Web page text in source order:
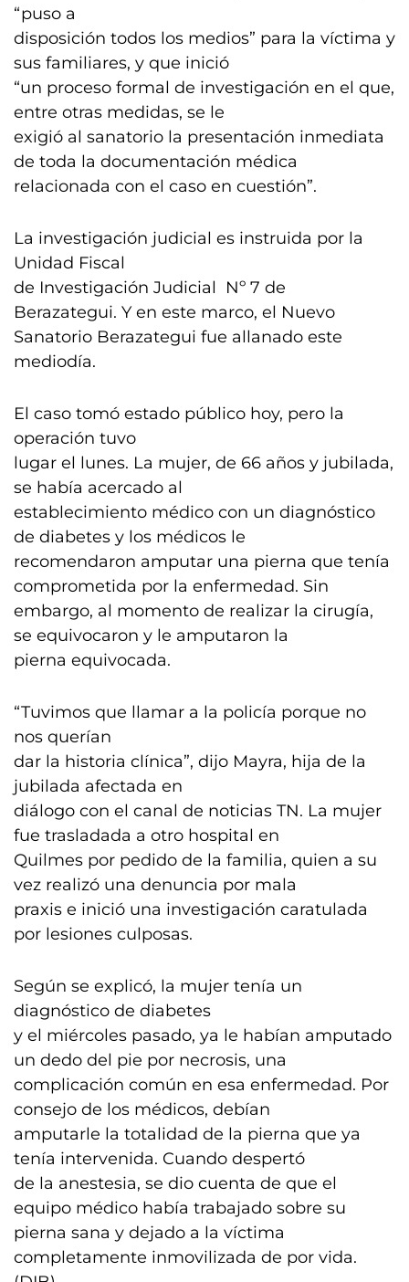
“puso a
disposición todos los medios” para la víctima y
sus familiares, y que inició
“un proceso formal de investigación en el que,
entre otras medidas, se le
exigió al sanatorio la presentación inmediata
de toda la documentación médica
relacionada con el caso en cuestión”.
La investigación judicial es instruida por la
Unidad Fiscal
de Investigación Judicial Nº 7 de
Berazategui. Y en este marco, el Nuevo
Sanatorio Berazategui fue allanado este
mediodía.
El caso tomó estado público hoy, pero la
operación tuvo
lugar el lunes. La mujer, de 66 años y jubilada,
se había acercado al
establecimiento médico con un diagnóstico
de diabetes y los médicos le
recomendaron amputar una pierna que tenía
comprometida por la enfermedad. Sin
embargo, al momento de realizar la cirugía,
se equivocaron y le amputaron la
pierna equivocada.
“Tuvimos que llamar a la policía porque no
nos querían
dar la historia clínica”, dijo Mayra, hija de la
jubilada afectada en
diálogo con el canal de noticias TN. La mujer
fue trasladada a otro hospital en
Quilmes por pedido de la familia, quien a su
vez realizó una denuncia por mala
praxis e inició una investigación caratulada
por lesiones culposas.
Según se explicó, la mujer tenía un
diagnóstico de diabetes
y el miércoles pasado, ya le habían amputado
un dedo del pie por necrosis, una
complicación común en esa enfermedad. Por
consejo de los médicos, debían
amputarle la totalidad de la pierna que ya
tenía intervenida. Cuando despertó
de la anestesia, se dio cuenta de que el
equipo médico había trabajado sobre su
pierna sana y dejado a la víctima
completamente inmovilizada de por vida.